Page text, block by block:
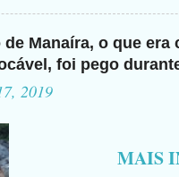
de Manaíra, o que era
foi pego
2019
MAIS